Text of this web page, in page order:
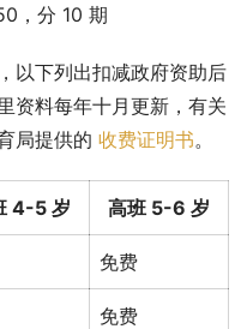
，分 10 期
以下列出扣减政府资助后
资料每年十月更新，有关
局提供的 收费证明书。
4-5 岁 高班 5-6 岁
免费
免费